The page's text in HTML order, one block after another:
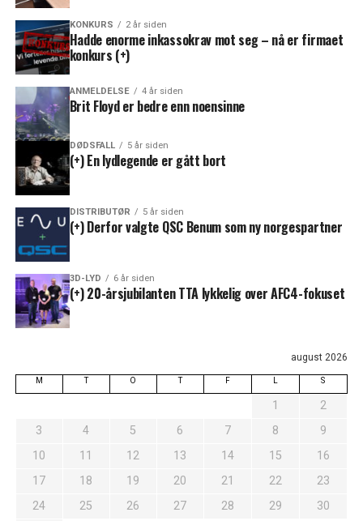
KONKURS 2 år siden
Hadde enorme inkassokrav mot seg – nå er firmaet
konkurs (+)
ANMELDELSE 4 år siden
Brit Floyd er bedre enn noensinne
DØDSFALL 5 år siden
(+) En lydlegende er gått bort
DISTRIBUTØR 5 år siden
(+) Derfor valgte QSC Benum som ny norgespartner
3D-LYD 6 år siden
(+) 20-årsjubilanten TTA lykkelig over AFC4-fokuset
august 2026
M T O T F S
1
2
3
4 5 6 7 8
9
10
11 12 13 14 15
16
17
18 19 20 21 22
23
24
25 26 27 28 29 30